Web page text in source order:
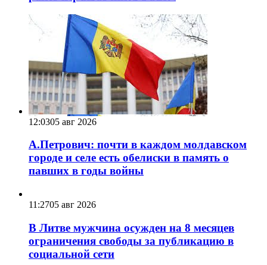
12:0305 авг 2026
А.Петрович: почти в каждом молдавском
городе и селе есть обелиски в память о
павших в годы войны
11:2705 авг 2026
В Литве мужчина осужден на 8 месяцев
ограничения свободы за публикацию в
социальной сети